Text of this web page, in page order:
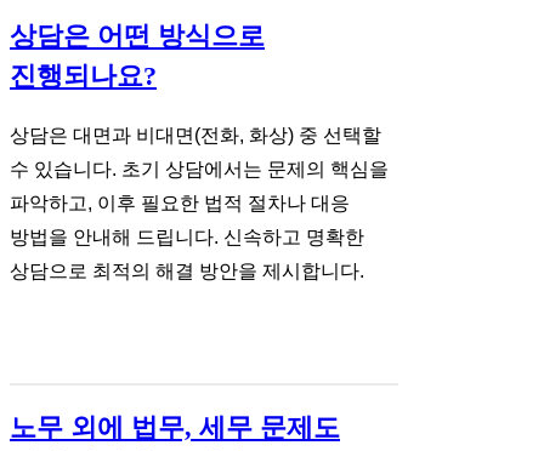
상담은 어떤 방식으로
진행되나요?
상담은 대면과 비대면(전화, 화상) 중 선택할
수 있습니다. 초기 상담에서는 문제의 핵심을
파악하고, 이후 필요한 법적 절차나 대응
방법을 안내해 드립니다. 신속하고 명확한
상담으로 최적의 해결 방안을 제시합니다.
노무 외에 법무, 세무 문제도